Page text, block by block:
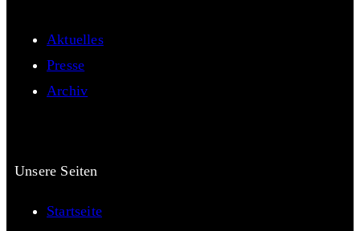
Aktuelles
Presse
Archiv
Unsere Seiten
Startseite